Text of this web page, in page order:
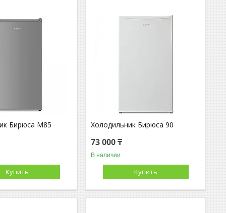
Бирюса М85
Купить
Холодильник Бирюса 90
73 000 ₸
В наличии
Купить